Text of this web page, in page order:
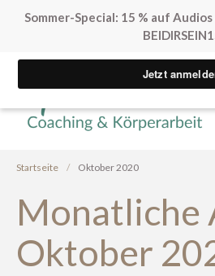
Sommer-Special: 15 % auf
Startseite / Oktober 2020
Monatliche
Oktober